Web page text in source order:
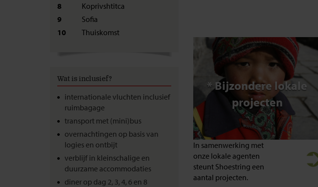
8
Koprivshtitca
9
Sofia
10
Thuiskomst
Wat is inclusief?
internationale vluchten inclusief
ruimbagage
transport met (mini)bus
overnachtingen op basis van
logies en ontbijt
verblijf in kleinschalige en
duurzame accommodaties
diner op dag 2, 3, 4, 6 en 8
* Bijzondere lokale
projecten
In samenwerking met
onze lokale agenten
steunt Shoestring een
aantal projecten.